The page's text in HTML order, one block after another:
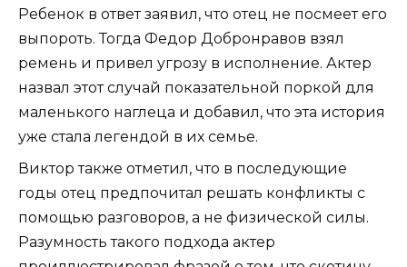
Ребенок в ответ заявил, что отец не посмеет его
выпороть. Тогда Федор Добронравов взял
ремень и привел угрозу в исполнение. Актер
назвал этот случай показательной поркой для
маленького наглеца и добавил, что эта история
уже стала легендой в их семье.
Виктор также отметил, что в последующие
годы отец предпочитал решать конфликты с
помощью разговоров, а не физической силы.
Разумность такого подхода актер